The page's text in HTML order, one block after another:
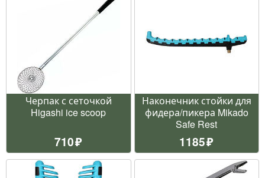
Черпак с сеточкой
Higashi ice scoop
710
Наконечник стойки для
фидера/пикера Mikado
Safe Rest
1185